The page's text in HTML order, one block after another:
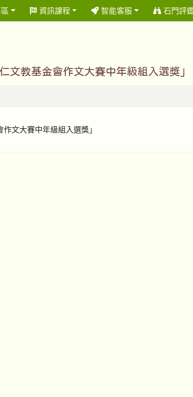
資訊課程 智能客服 石門評
教基金會作文大賽中年級組入選獎」
文大賽中年級組入選獎」